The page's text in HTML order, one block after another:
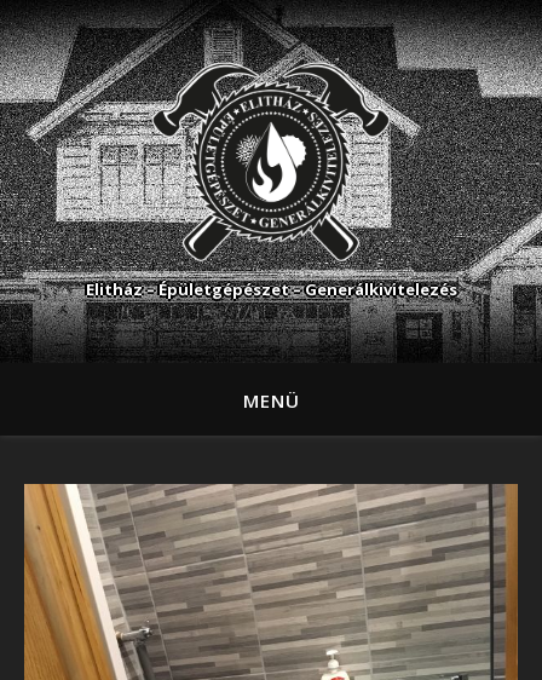
Elitház – Épületgépészet – Generálkivitelezés
MENÜ